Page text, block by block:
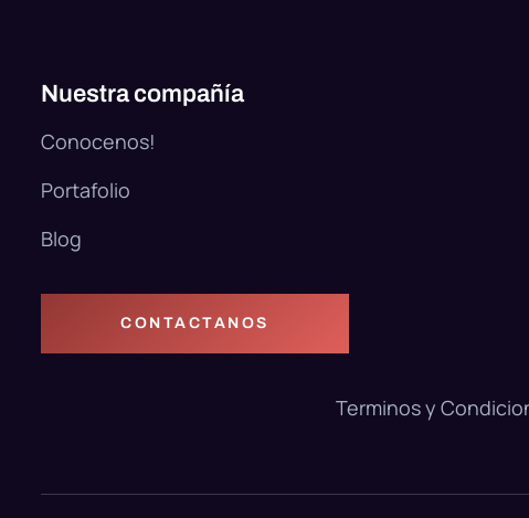
Nuestra compañía
Conocenos!
Portafolio
Blog
CONTACTANOS
Terminos y